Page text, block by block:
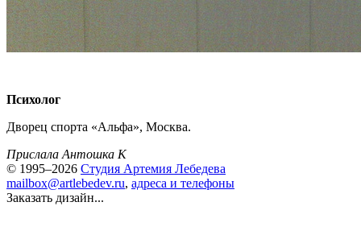
Психолог
Дворец спорта «Альфа», Москва.
Прислала Антошка К
© 1995–2026 Студия Артемия Лебедева
mailbox@artlebedev.ru, адреса и телефоны
Заказать дизайн...